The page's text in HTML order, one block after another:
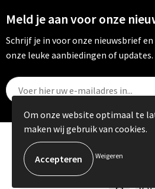
Meld je aan voor onze
Schrijf je in voor onze nieuwsbrief
onze leuke aanbiedingen of updates.
© Copyright
Om onze website optimaal te
maken wij gebruik van cookies.
Weigeren